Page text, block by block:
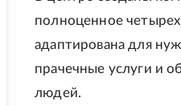
полноценное
адаптирована для
прачечные услуги и
людей.